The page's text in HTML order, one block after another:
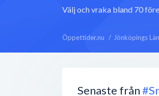
Välj och vraka bland 70
Öppettider.nu Jönköpings Län
Senaste från